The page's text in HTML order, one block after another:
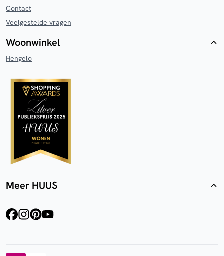
Contact
Veelgestelde vragen
Woonwinkel
Hengelo
Meer HUUS
facebookinstagram
pinterest
youtube